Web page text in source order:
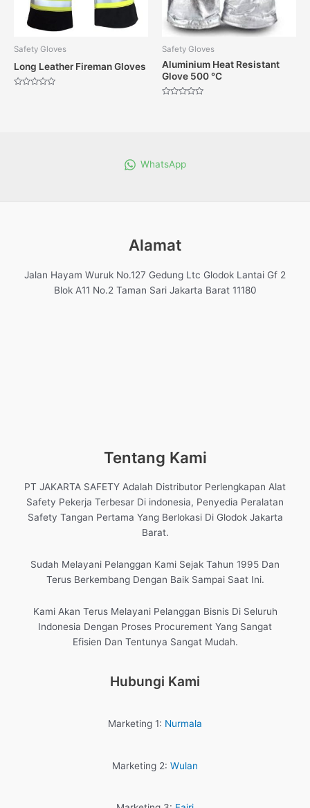
Safety Gloves
Long Leather Fireman Gloves
Safety Gloves
Aluminium Heat Resistant
Glove 500 °C
WhatsApp
Alamat
Jalan Hayam Wuruk No.127 Gedung Ltc Glodok Lantai Gf 2
Blok A11 No.2 Taman Sari Jakarta Barat 11180
Tentang Kami
PT JAKARTA SAFETY Adalah Distributor Perlengkapan Alat
Safety Pekerja Terbesar Di indonesia, Penyedia Peralatan
Safety Tangan Pertama Yang Berlokasi Di Glodok Jakarta
Barat.
Sudah Melayani Pelanggan Kami Sejak Tahun 1995 Dan
Terus Berkembang Dengan Baik Sampai Saat Ini.
Kami Akan Terus Melayani Pelanggan Bisnis Di Seluruh
Indonesia Dengan Proses Procurement Yang Sangat
Efisien Dan Tentunya Sangat Mudah.
Hubungi Kami
Marketing 1: Nurmala
Marketing 2: Wulan